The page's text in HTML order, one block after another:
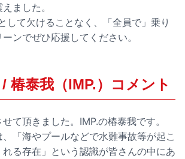
ました。
して欠けることなく、「全員で」乗り
ンでぜひ応援してください。
椿泰我（IMP.）コメント
て頂きました。IMP.の椿泰我です。
「海やプールなどで水難事故等が起こ
る存在」という認識が皆さんの中にあ